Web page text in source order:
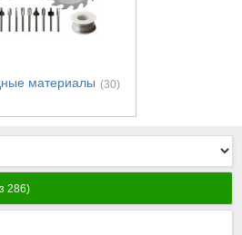
материалы (30)
286)